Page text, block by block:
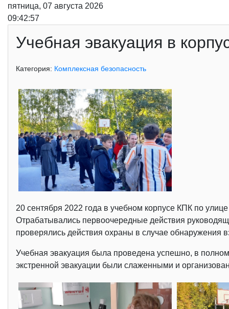
пятница, 07 августа 2026
09:42:58
Учебная эвакуация в
Категория: Комплексная безопасность
20 сентября 2022 года в учебном корпусе КПК по
Отрабатывались первоочередные действия
проверялись действия охраны в случае обнаружения
Учебная эвакуация была проведена успешно, в
экстренной эвакуации были слаженными и